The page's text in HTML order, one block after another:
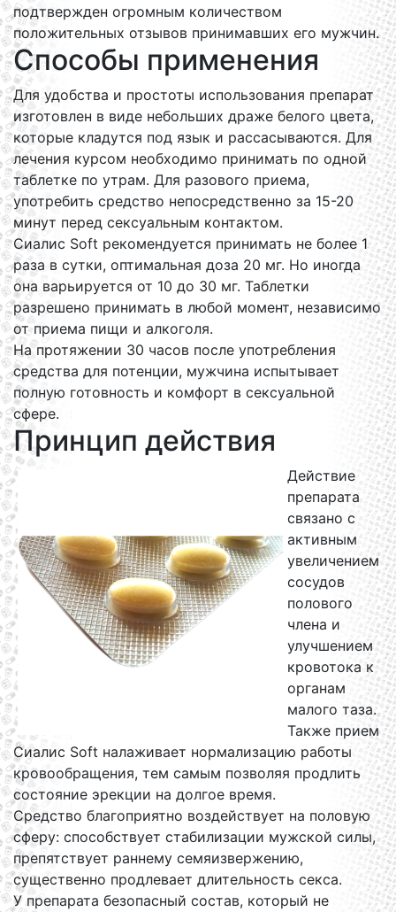
подтвержден огромным количеством
положительных отзывов принимавших его мужчин.
Способы применения
Для удобства и простоты использования препарат
изготовлен в виде небольших драже белого цвета,
которые кладутся под язык и рассасываются. Для
лечения курсом необходимо принимать по одной
таблетке по утрам. Для разового приема,
употребить средство непосредственно за 15-20
минут перед сексуальным контактом.
Сиалис Soft рекомендуется принимать не более 1
раза в сутки, оптимальная доза 20 мг. Но иногда
она варьируется от 10 до 30 мг. Таблетки
разрешено принимать в любой момент, независимо
от приема пищи и алкоголя.
На протяжении 30 часов после употребления
средства для потенции, мужчина испытывает
полную готовность и комфорт в сексуальной
сфере.
Принцип действия
Действие
препарата
связано с
активным
увеличением
сосудов
полового
члена и
улучшением
кровотока к
органам
малого таза.
Также прием
Сиалис Soft налаживает нормализацию работы
кровообращения, тем самым позволяя продлить
состояние эрекции на долгое время.
Средство благоприятно воздействует на половую
сферу: способствует стабилизации мужской силы,
препятствует раннему семяизвержению,
существенно продлевает длительность секса.
У препарата безопасный состав, который не